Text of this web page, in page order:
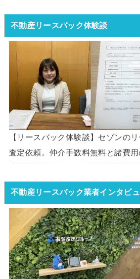
不動産リースバック体験談
【リースバック体験談】セゾンの
査定依頼。仲介手数料無料と諸費
不動産リースバック業者インタビ